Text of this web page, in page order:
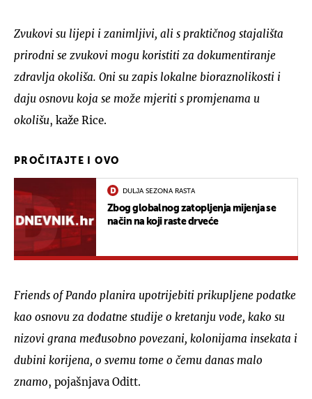
Zvukovi su lijepi i zanimljivi, ali s praktičnog stajališta
prirodni se zvukovi mogu koristiti za dokumentiranje
zdravlja okoliša. Oni su zapis lokalne bioraznolikosti i
daju osnovu koja se može mjeriti s promjenama u
okolišu, kaže Rice.
PROČITAJTE I OVO
DULJA SEZONA RASTA
Zbog globalnog zatopljenja mijenja se
način na koji raste drveće
Friends of Pando planira upotrijebiti prikupljene podatke
kao osnovu za dodatne studije o kretanju vode, kako su
nizovi grana međusobno povezani, kolonijama insekata i
dubini korijena, o svemu tome o čemu danas malo
znamo, pojašnjava Oditt.